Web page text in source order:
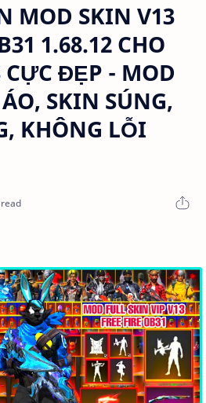
MOD SKIN V13
1.68.12 CHO
ĐẸP - MOD
SKIN SÚNG,
KHÔNG LỖI